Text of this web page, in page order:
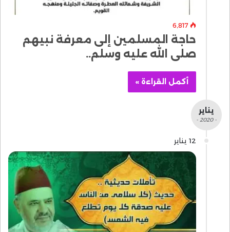
6٬817
حاجة المسلمين إلى معرفة نبيهم
صلى الله عليه وسلم..
أكمل القراءة »
يناير
- 2020 -
12 يناير